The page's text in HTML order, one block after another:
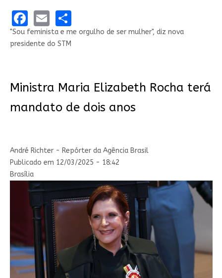
Facebook
EmailShare
"Sou feminista e me orgulho de ser mulher", diz nova
presidente do STM
Ministra Maria Elizabeth Rocha terá
mandato de dois anos
André Richter - Repórter da Agência Brasil
Publicado em 12/03/2025 - 18:42
Brasília